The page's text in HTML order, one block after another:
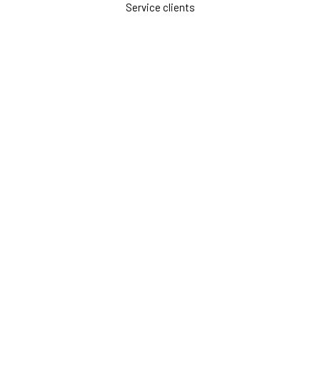
Service clients